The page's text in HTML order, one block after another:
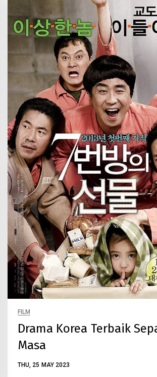
FILM
Drama Korea Terbaik
Masa
THU, 25 MAY 2023